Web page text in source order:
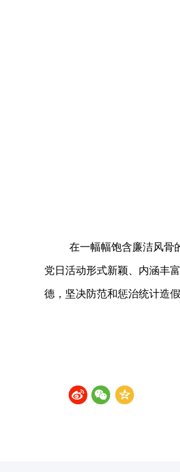
在一幅幅饱含廉洁风骨
党日活动形式新颖、内涵丰
德，坚决防范和惩治统计造